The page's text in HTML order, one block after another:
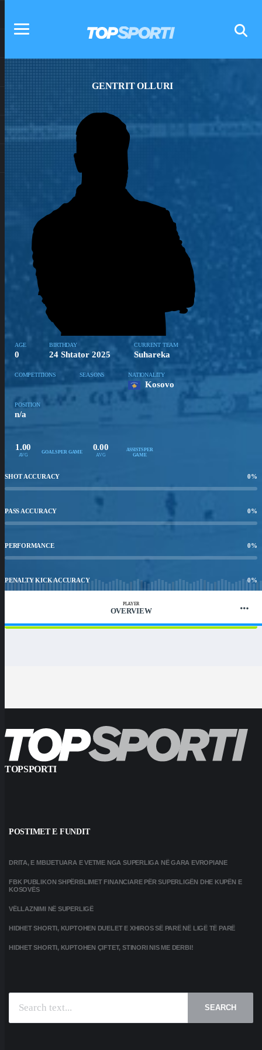
GENTRIT OLLURI
AGE
0
BIRTHDAY
24 Shtator 2025
CURRENT TEAM
Suhareka
COMPETITIONS SEASONS NATIONALITY
Kosovo
POSITION
n/a
1.00
AVG GOALS PER GAME
0.00
AVG
ASSISTS PER
GAME
SHOT ACCURACY 0%
PASS ACCURACY 0%
PERFORMANCE 0%
PENALTY KICK ACCURACY 0%
PLAYER
OVERVIEW
TOPSPORTI
POSTIMET E FUNDIT
DRITA, E MBIJETUARA E VETME NGA SUPERLIGA NË GARA EVROPIANE
FBK PUBLIKON SHPËRBLIMET FINANCIARE PËR SUPERLIGËN DHE KUPËN E
KOSOVËS
VËLLAZNIMI NË SUPERLIGË
HIDHET SHORTI, KUPTOHEN DUELET E XHIROS SË PARË NË LIGË TË PARË
HIDHET SHORTI, KUPTOHEN ÇIFTET, STINORI NIS ME DERBI!
SEARCH